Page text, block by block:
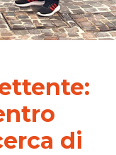
di